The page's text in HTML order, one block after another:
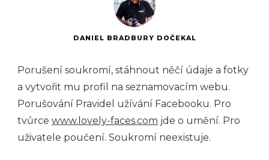
DANIEL BRADBURY DOČEKAL
Porušení soukromí, stáhnout něčí údaje a fotky
a vytvořit mu profil na seznamovacím webu.
Porušování Pravidel užívání Facebooku. Pro
tvůrce www.lovely-faces.com jde o umění. Pro
uživatele poučení. Soukromí neexistuje.